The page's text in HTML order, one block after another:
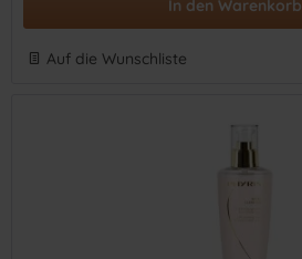
In den Warenkorb
Auf die Wunschliste